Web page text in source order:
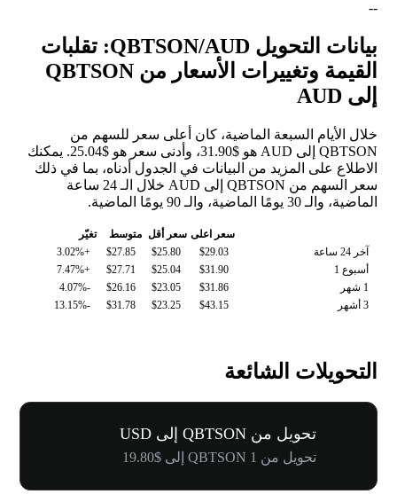
--
بيانات التحويل QBTSON/AUD: تقلبات
القيمة وتغييرات الأسعار من QBTSON
إلى AUD
خلال الأيام السبعة الماضية، كان أعلى سعر للسهم من
QBTSON إلى AUD هو $31.90، وأدنى سعر هو $25.04. يمكنك
الاطلاع على المزيد من البيانات في الجدول أدناه، بما في ذلك
سعر السهم من QBTSON إلى AUD خلال الـ 24 ساعة
الماضية، والـ 30 يومًا الماضية، والـ 90 يومًا الماضية.
سعر اعلى سعر أقل متوسط
تغيّر
آخر 24 ساعة
$29.03
$25.80
$27.85
+3.02%
أسبوع 1
$31.90
$25.04
$27.71
+7.47%
1 شهر
$31.86
$23.05
$26.16
-4.07%
3 أشهر
$43.15
$23.25
$31.78
-13.15%
التحويلات الشائعة
تحويل من QBTSON إلى USD
تحويل من 1 QBTSON إلى $19.80